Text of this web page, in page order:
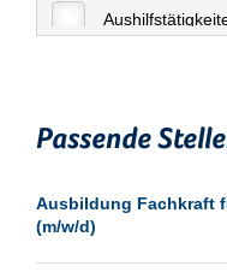
Göppingen
Hamburg
Heilbronn
Sonstiges
Passende
Ausbildung Fachkraft
(m/w/d)